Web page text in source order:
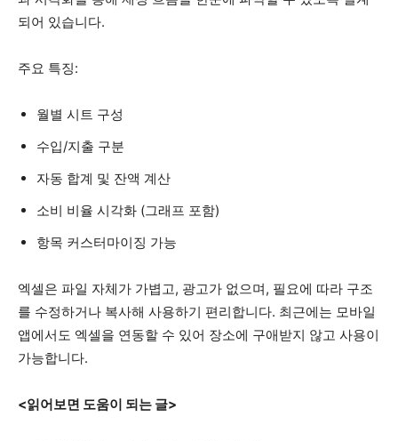
되어 있습니다.
주요 특징:
월별 시트 구성
수입/지출 구분
자동 합계 및 잔액 계산
소비 비율 시각화 (그래프 포함)
항목 커스터마이징 가능
엑셀은 파일 자체가 가볍고, 광고가 없으며, 필요에 따라 구조
를 수정하거나 복사해 사용하기 편리합니다. 최근에는 모바일
앱에서도 엑셀을 연동할 수 있어 장소에 구애받지 않고 사용이
가능합니다.
<읽어보면 도움이 되는 글>